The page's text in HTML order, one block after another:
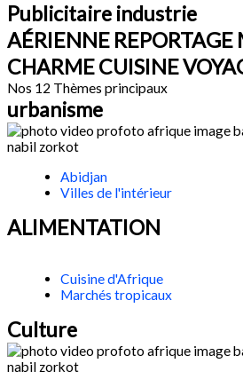
Publicitaire industrie
AÉRIENNE REPORTAGE
CHARME CUISINE
Nos 12 Thèmes principaux
urbanisme
Abidjan
Villes de l'intérieur
ALIMENTATION
Cuisine d'Afrique
Marchés tropicaux
Culture